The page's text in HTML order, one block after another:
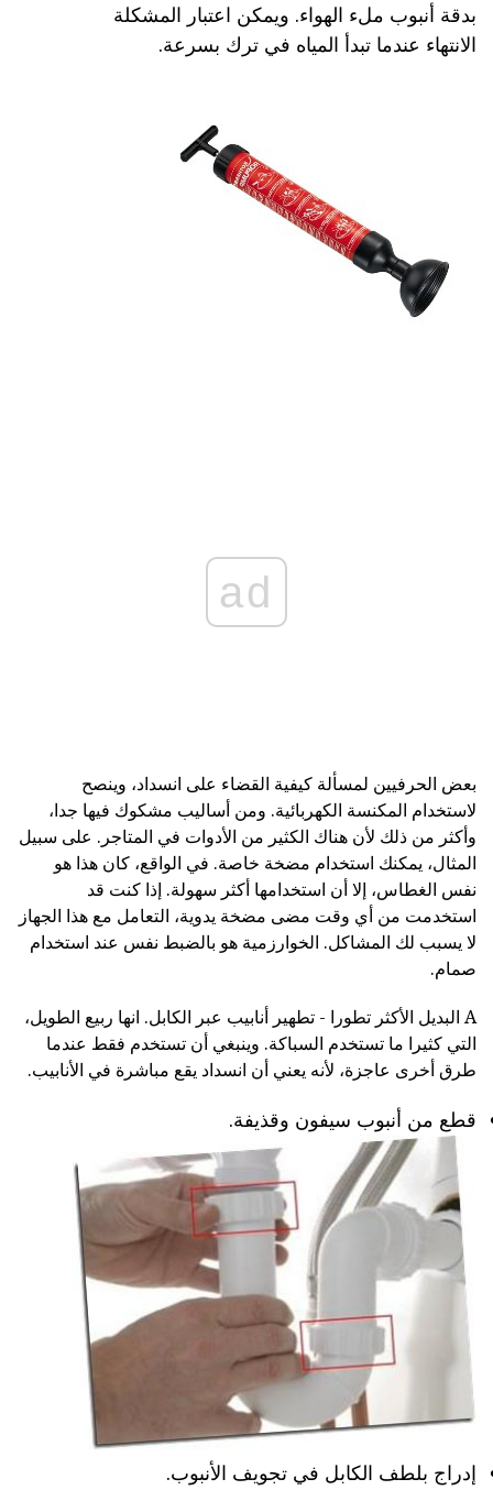
بدقة أنبوب ملء الهواء. ويمكن اعتبار المشكلة
الانتهاء عندما تبدأ المياه في ترك بسرعة.
ad
بعض الحرفيين لمسألة كيفية القضاء على انسداد، وينصح
لاستخدام المكنسة الكهربائية. ومن أساليب مشكوك فيها جدا،
وأكثر من ذلك لأن هناك الكثير من الأدوات في المتاجر. على سبيل
المثال، يمكنك استخدام مضخة خاصة. في الواقع، كان هذا هو
نفس الغطاس، إلا أن استخدامها أكثر سهولة. إذا كنت قد
استخدمت من أي وقت مضى مضخة يدوية، التعامل مع هذا الجهاز
لا يسبب لك المشاكل. الخوارزمية هو بالضبط نفس عند استخدام
صمام.
A البديل الأكثر تطورا - تطهير أنابيب عبر الكابل. انها ربيع الطويل،
التي كثيرا ما تستخدم السباكة. وينبغي أن تستخدم فقط عندما
طرق أخرى عاجزة، لأنه يعني أن انسداد يقع مباشرة في الأنابيب.
قطع من أنبوب سيفون وقذيفة.
إدراج بلطف الكابل في تجويف الأنبوب.